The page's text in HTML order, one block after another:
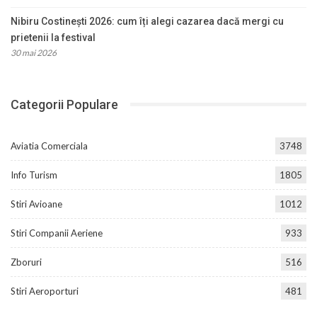
Nibiru Costinești 2026: cum îți alegi cazarea dacă mergi cu
prietenii la festival
30 mai 2026
Categorii Populare
Aviatia Comerciala 3748
Info Turism 1805
Stiri Avioane 1012
Stiri Companii Aeriene 933
Zboruri 516
Stiri Aeroporturi 481